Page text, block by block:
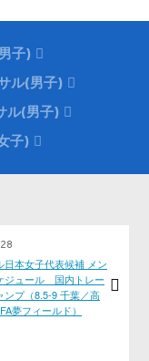
子)
ル(男子)
ル(男子)
子)
日本女子代表候補 メン
ジュール 国内トレー
ンプ（8.5-9 千葉／高
夢フィールド）